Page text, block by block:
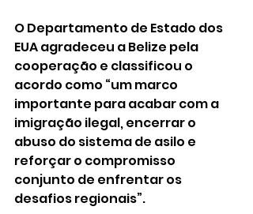
O Departamento de Estado dos
EUA agradeceu a Belize pela
cooperação e classificou o
acordo como “um marco
importante para acabar com a
imigração ilegal, encerrar o
abuso do sistema de asilo e
reforçar o compromisso
conjunto de enfrentar os
desafios regionais”.